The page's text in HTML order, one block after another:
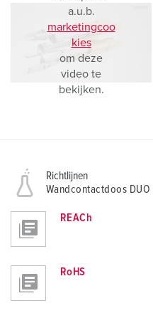
a.u.b.
marketingcoo
kies
om deze
video te
bekijken.
Richtlijnen
Wandcontactdoos DUO
REACh
RoHS